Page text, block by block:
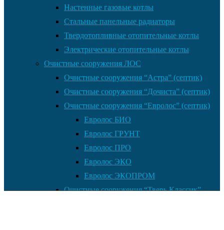
Настенные газовые котлы
Стальные панельные радиаторы
Твердотопливные отопительные котлы
Электрические отопительные котлы
Очистные сооружения ЛОС
Очистные сооружения “Астра” (септик)
Очистные сооружения “Дочиста” (септик)
Очистные сооружения “Евролос” (септик)
Евролос БИО
Евролос ГРУНТ
Евролос ПРО
Евролос ЭКО
Евролос ЭКОПРОМ
Очистные сооружения “Тверь Классик”